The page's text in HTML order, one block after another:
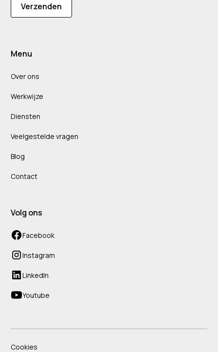
Verzenden
Menu
Over ons
Werkwijze
Diensten
Veelgestelde vragen
Blog
Contact
Volg ons
Facebook
Instagram
LinkedIn
Youtube
Cookies